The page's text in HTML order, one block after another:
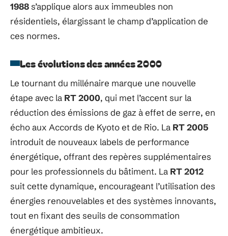
1988s’applique alors aux immeubles non
résidentiels, élargissant le champ d’application de
ces normes.
Les évolutions des années 2000
Le tournant du millénaire marque une nouvelle
étape avec la RT 2000, qui met l’accent sur la
réduction des émissions de gaz à effet de serre, en
écho aux Accords de Kyoto et de Rio. La RT 2005
introduit de nouveaux labels de performance
énergétique, offrant des repères supplémentaires
pour les professionnels du bâtiment. La RT 2012
suit cette dynamique, encourageant l’utilisation des
énergies renouvelables et des systèmes innovants,
tout en fixant des seuils de consommation
énergétique ambitieux.